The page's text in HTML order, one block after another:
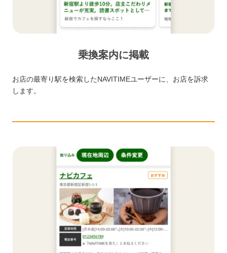
乗換案内に掲載
お店の最寄り駅を検索したNAVITIMEユーザーに、お店を訴求
します。